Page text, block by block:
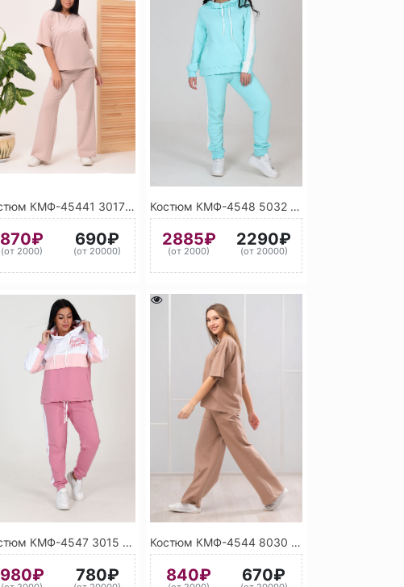
Костюм КМФ-45441 3017 (Розовый)
870₽
(от 2000)
690₽
(от 20000)
Костюм КМФ-4548 5032 (Мятный) А
2885₽
(от 2000)
2290₽
(от 20000)
Костюм КМФ-4547 3015 (Светло-розовый)Н
980₽ 780₽
Костюм КМФ-4544 8030 (Коричневый)
840₽ 670₽